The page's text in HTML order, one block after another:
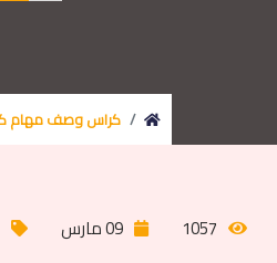
كراس وصف مهام